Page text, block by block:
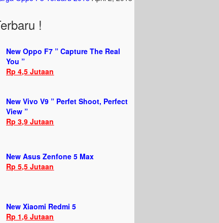
!
New Oppo F7 ” Capture The Real
You ”
Rp 4,5 Jutaan
New Vivo V9 ” Perfet Shoot, Perfect
View ”
Rp 3,9 Jutaan
New Asus Zenfone 5 Max
Rp 5,5 Jutaan
New Xiaomi Redmi 5
Rp 1,6 Jutaan